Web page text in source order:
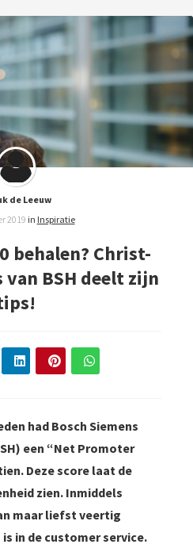
de Leeuw
2019 in Inspiratie
behalen? Christ-
BSH deelt zijn
had Bosch Siemens
een “Net Promoter
Deze score laat de
zien. Inmiddels
maar liefst veertig
in de customer service.